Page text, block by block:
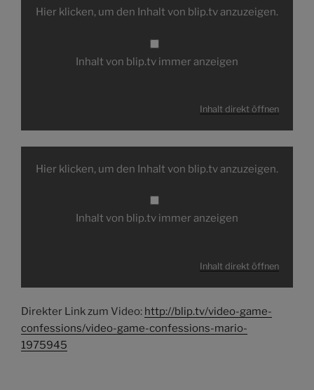
blip.tv
Hier klicken, um den Inhalt von blip.tv anzuzeigen.
Inhalt von blip.tv immer anzeigen
Inhalt direkt öffnen
Inhalt
blip.tv
Hier klicken, um den Inhalt von blip.tv anzuzeigen.
Inhalt von blip.tv immer anzeigen
Inhalt direkt öffnen
Direkter Link zum Video: http://blip.tv/video-game-
confessions/video-game-confessions-mario-
1975945